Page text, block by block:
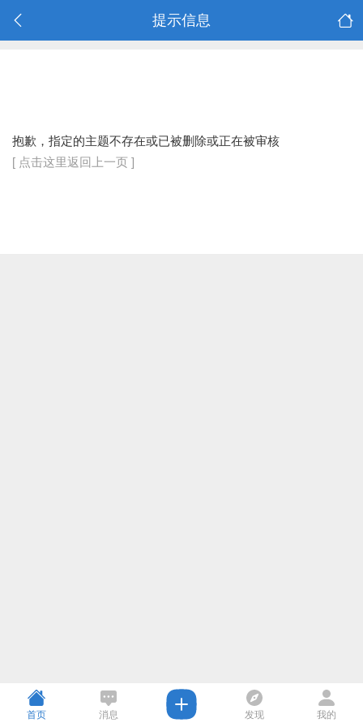
提示信息
抱歉，指定的主题不存在或已被删除或正在被审核
[ 点击这里返回上一页 ]
首页 消息 发现 我的